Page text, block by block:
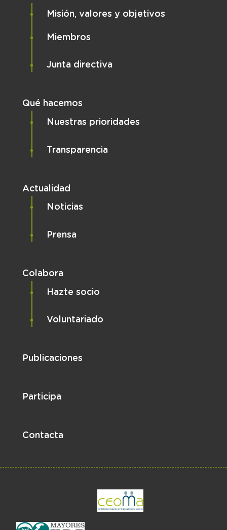
Misión, valores y objetivos
Miembros
Junta directiva
Qué hacemos
Nuestras prioridades
Transparencia
Actualidad
Noticias
Prensa
Colabora
Hazte socio
Voluntariado
Publicaciones
Participa
Contacta